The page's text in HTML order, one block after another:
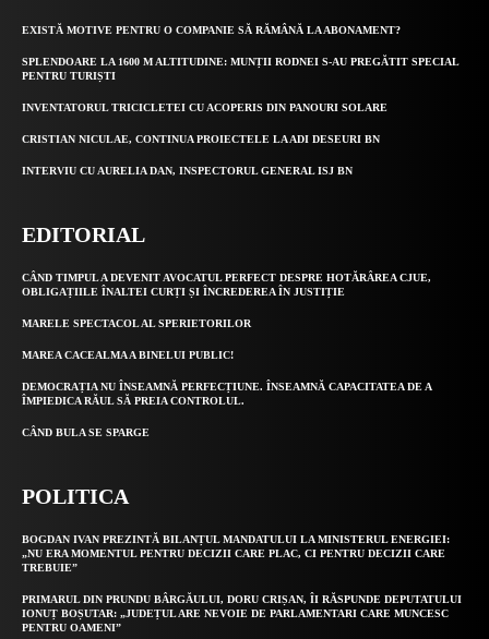
EXISTĂ MOTIVE PENTRU O COMPANIE SĂ RĂMÂNĂ LA ABONAMENT?
SPLENDOARE LA 1600 M ALTITUDINE: MUNȚII RODNEI S-AU PREGĂTIT SPECIAL
PENTRU TURIȘTI
INVENTATORUL TRICICLETEI CU ACOPERIS DIN PANOURI SOLARE
CRISTIAN NICULAE, CONTINUA PROIECTELE LA ADI DESEURI BN
INTERVIU CU AURELIA DAN, INSPECTORUL GENERAL ISJ BN
EDITORIAL
CÂND TIMPUL A DEVENIT AVOCATUL PERFECT DESPRE HOTĂRÂREA CJUE,
OBLIGAȚIILE ÎNALTEI CURȚI ȘI ÎNCREDEREA ÎN JUSTIȚIE
MARELE SPECTACOL AL SPERIETORILOR
MAREA CACEALMA A BINELUI PUBLIC!
DEMOCRAȚIA NU ÎNSEAMNĂ PERFECȚIUNE. ÎNSEAMNĂ CAPACITATEA DE A
ÎMPIEDICA RĂUL SĂ PREIA CONTROLUL.
CÂND BULA SE SPARGE
POLITICA
BOGDAN IVAN PREZINTĂ BILANȚUL MANDATULUI LA MINISTERUL ENERGIEI:
„NU ERA MOMENTUL PENTRU DECIZII CARE PLAC, CI PENTRU DECIZII CARE
TREBUIE”
PRIMARUL DIN PRUNDU BÂRGĂULUI, DORU CRIȘAN, ÎI RĂSPUNDE DEPUTATULUI
IONUȚ BOȘUTAR: „JUDEȚUL ARE NEVOIE DE PARLAMENTARI CARE MUNCESC
PENTRU OAMENI”